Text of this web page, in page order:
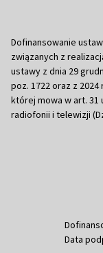
Dofinansowanie
związanych z
ustawy z dnia 29
poz. 1722 oraz z
której mowa w art. 31
radiofonii i telewizji
Data